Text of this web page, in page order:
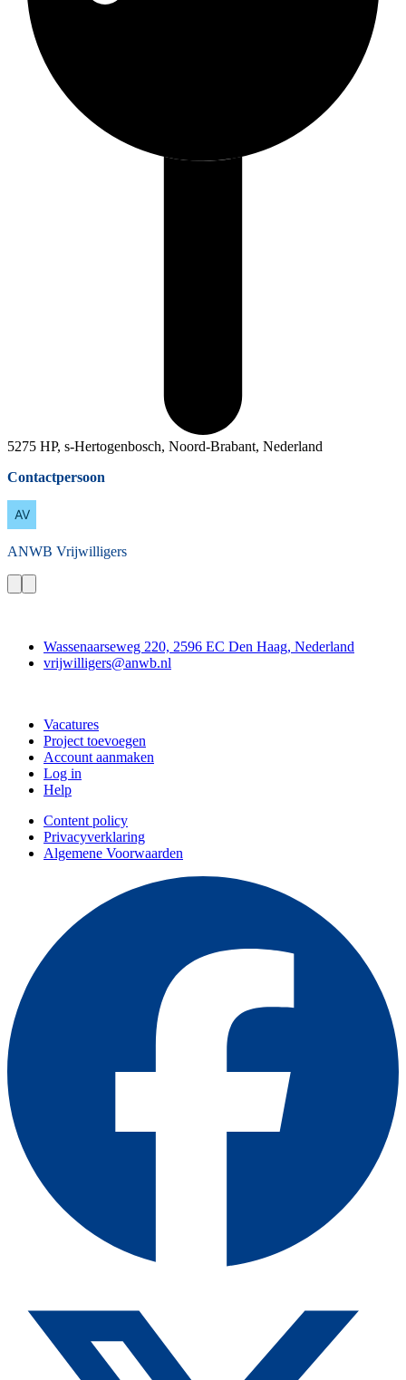
5275 HP, s-Hertogenbosch, Noord-Brabant, Nederland
Contactpersoon
ANWB Vrijwilligers
Wassenaarseweg 220, 2596 EC Den Haag, Nederland
vrijwilligers@anwb.nl
Vacatures
Project toevoegen
Account aanmaken
Log in
Help
Content policy
Privacyverklaring
Algemene Voorwaarden